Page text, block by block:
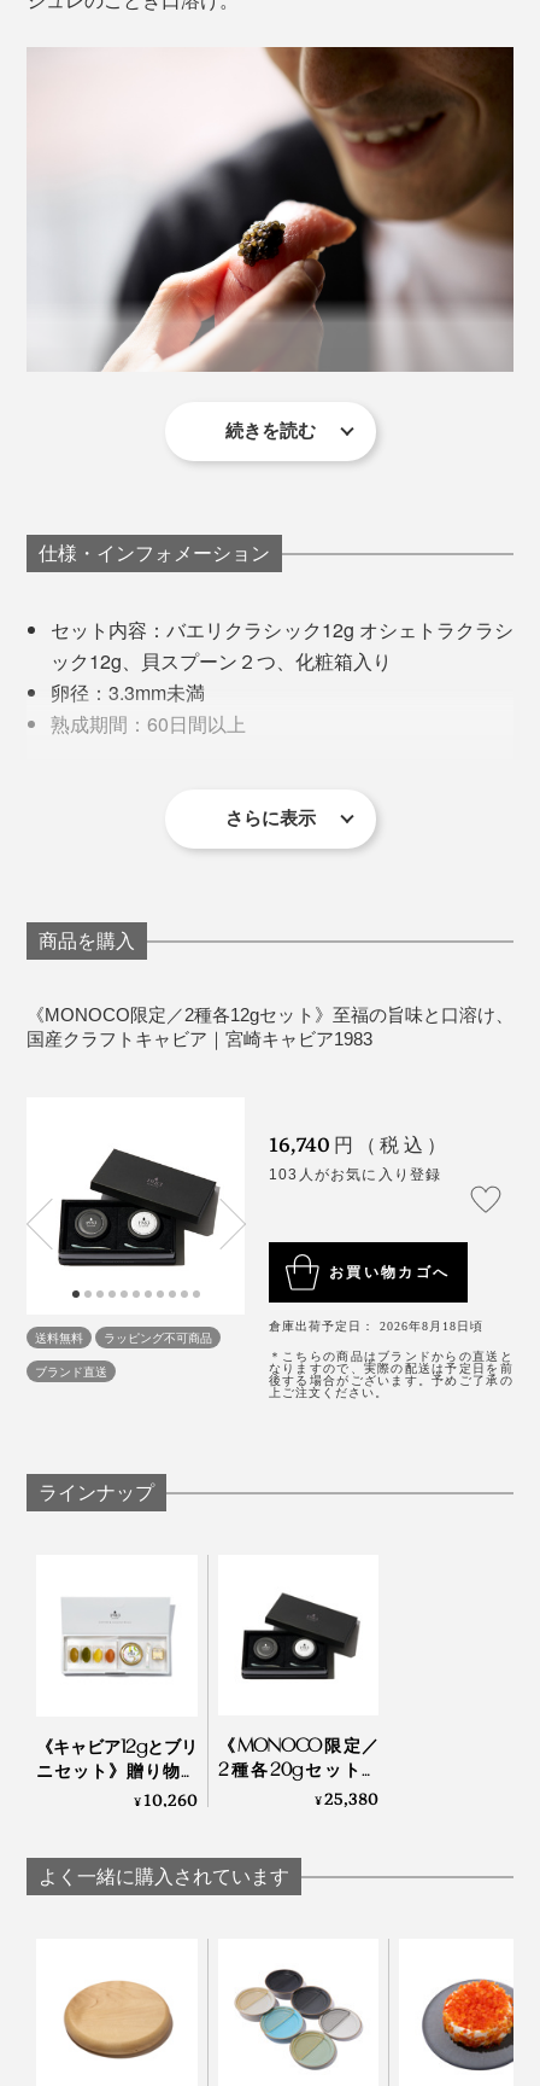
味付けされたキャビアは、空気に触れさせることなくテ
イスティングできる独自の容器の中で、約60日間熟成。
その間、キャビアマイスターがテイスティングを繰り返
し、旨みのピークを見極めてから、ビン詰め＆急速冷
凍。味の変化を止めて、出荷されます。
手の雑菌検査を受けるなど、ルールを厳格に運用し、限
りなく無菌の状態をキープし続けています。
crazy！」と驚かれたとか。
ひいては、『宮崎キャビア1983』の味の決め手なので
す。
キャビアがスッと溶けて、ネタとシャリを包み込み、潮
の香りが鼻を抜けて…、旨みの別世界が広がります！
キャビアには辛口の日本酒が合う
り、日本でもその相性の良さが認知されるようになった
とか。
握り寿司はもちろん、海鮮丼や手巻き寿司でもOK。マ
グロ・サーモン・イカ・ホタテなど、ねっとりとした食
感のネタと相性抜群です。テンション爆あがり間違いな
し。
最後にキャビアを一口残しておいて、卵かけご飯をお試
しあれ。
炊きたてご飯に、卵黄とたっぷりのキャビアをのせて、
しょう油を数滴。卵＆卵のめくるめく“とろとろワール
ド”が繰り広げられます。
キャビアを「飾る」のではなく「存分に味わう」新体
験、楽しんでください。
解凍・開封直後が味のピークなので、食べる直前に解凍
し、その日のうちに食べ切ることを強くおすすめしま
※解凍後の賞味期限は、冷蔵庫のチルド室保管で7日間
がおすすめ。
ふたを開ける瞬間から、ワクワク。会話もお酒も弾ん
で、記憶に残るひとときになるはずです。
2016年にはG７伊勢志摩サミットの晩餐会で採用され、
現在では数々の星つきレストランやホテルで選ばれてい
採れる卵は、約1kg。一粒一粒を大切に、最大限におい
しく味わうために、おいしいキャビア料理のレシピ集が
なんと、すべてのレシピは社長の坂元氏が考案し、自宅
す。
ら、どっさりのせるくらいがジャスト。
あなたにも、この口福を味わってほしい！！
淡水で養殖されているのに、なぜか潮の香りが鼻を抜
聞くと、輸入ものは運送に時間がかかるため、低温殺菌
一度も殺菌せず、塩分3%で熟成しているので、ダイレ
クトに食べてもおいしいのだとか。
キャビアが届いたら、まずはひと口、そのままパクッと
そしてキャビアは、約8年間大切に育てられたチョウザ
メが、やっとお腹に宿した卵なのだと知り、その尊さに
気が遠くなりました。
なんと、ふ化して3年はオスメスの判別さえつかないそ
う！
キャビアが高価なのは、それだけの時間と手間がかかっ
だからこそ、料理の飾りにするのはもったいない。
ンシャルを120％発揮させ、一粒残らず味わい尽くして
ください！
続きを読む
仕様・インフォメーション
セット内容：バエリクラシック12g オシェトラクラシ
ック12g、貝スプーン２つ、化粧箱入り
卵径：3.3mm未満
熟成期間：60日間以上
［バエリクラシック］シベリアチョウザメ魚卵（宮
崎県産）、食塩
容器：ガラス容器
さらに表示
商品を購入
《MONOCO限定／2種各12gセット》至福の旨味と口溶け、
国産クラフトキャビア｜宮崎キャビア1983
送料無料
ラッピング不可商品
ブランド直送
16,740 円（税込）
103人がお気に入り登録
お買い物カゴへ
倉庫出荷予定日： 2026年8月18日頃
＊こちらの商品はブランドからの直送と
なりますので、実際の配送は予定日を前
後する場合がございます。予めご了承の
上ご注文ください。
ラインナップ
《キャビア12gとブリ
ニセット》贈り物に
も最適な国産クラフ
崎キャビア1983
¥10,260
《MONOCO限定／
2種各20gセット》
至福の旨味と口溶
ア1983
¥25,380
よく一緒に購入されています